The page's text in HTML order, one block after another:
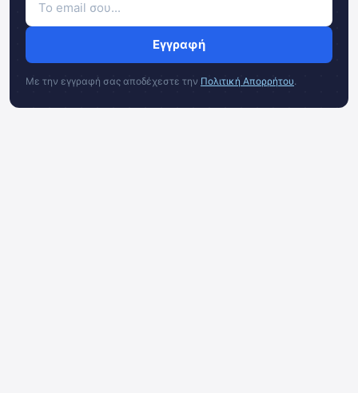
Εγγραφή
Με την εγγραφή σας αποδέχεστε την Πολιτική Απορρήτου.